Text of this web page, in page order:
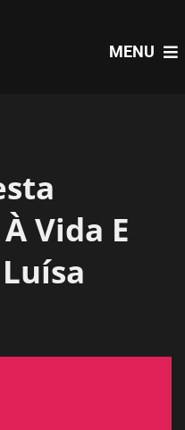
MENU
NOTÍCIAS
Vida E